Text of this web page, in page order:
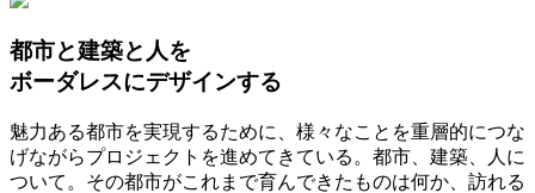
都市と建築と人を
ボーダレスにデザインする
魅力ある都市を実現するために、様々なことを重層的につな
げながらプロジェクトを進めてきている。都市、建築、人に
ついて。その都市がこれまで育んできたものは何か、訪れる